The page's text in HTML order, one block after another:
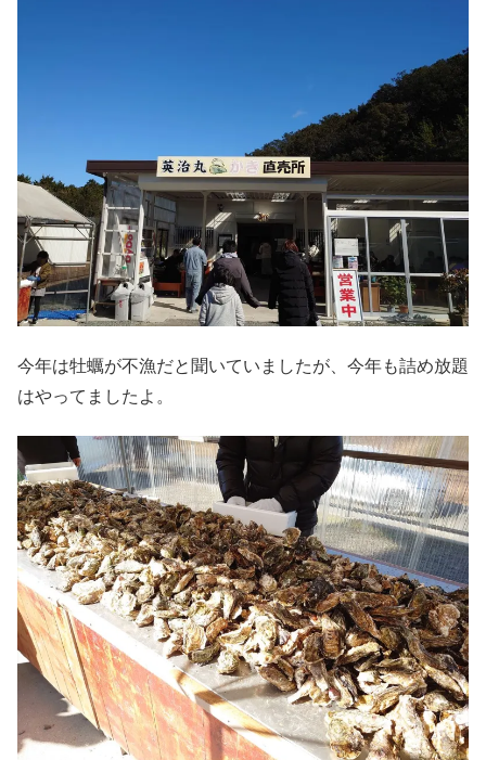
今年は牡蠣が不漁だと聞いていましたが、今年も詰め放題
はやってましたよ。